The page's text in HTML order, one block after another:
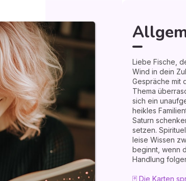
- Olivier Schmidt enthüllt
Liebe Fische,
Wind in dein
Gespräche mit
Thema
sich ein
heikles
Saturn
setzen.
leise Wissen
beginnt, wenn
Handlung
🃏 Die Karten